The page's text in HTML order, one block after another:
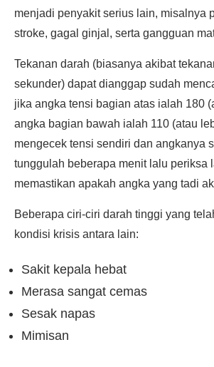
menjadi penyakit serius lain, misalnya
stroke, gagal ginjal, serta gangguan
Tekanan darah (biasanya akibat
sekunder) dapat dianggap sudah
jika angka tensi bagian atas ialah 180
angka bagian bawah ialah 110 (atau
mengecek tensi sendiri dan angkanya
tunggulah beberapa menit lalu periksa
memastikan apakah angka yang tadi
Beberapa ciri-ciri darah tinggi yang
kondisi krisis antara lain:
Sakit kepala hebat
Merasa sangat cemas
Sesak napas
Mimisan